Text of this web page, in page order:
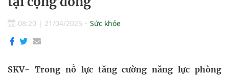
08:20 | 21/04/2025 Sức khỏe
SKV- Trong nỗ lực tăng cường năng lực phòng